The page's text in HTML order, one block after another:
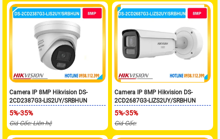
Camera IP 8MP Hikvision DS-
2CD2387G3-LIS2UY/SRBHUN
5%-35%
Giá Gốc: Liên hệ
Camera IP 8MP Hikvision DS-
2CD2687G3-LIZS2UY/SRBHUN
5%-35%
Giá Gốc: